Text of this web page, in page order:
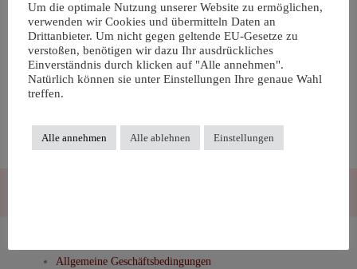
Nothing Found
It seems we can’t find what you’re looking for. Perhaps searching can
help.
Allgemeine Geschäftsbedingungen
Um die optimale Nutzung unserer Website zu ermöglichen,
verwenden wir Cookies und übermitteln Daten an
Drittanbieter. Um nicht gegen geltende EU-Gesetze zu
verstoßen, benötigen wir dazu Ihr ausdrückliches
Einverständnis durch klicken auf "Alle annehmen".
Natürlich können sie unter Einstellungen Ihre genaue Wahl
treffen.
Alle annehmen Alle ablehnen Einstellungen